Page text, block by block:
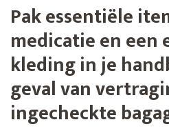
Pak essentiële
medicatie en een
kleding in je
geval van
ingecheckte